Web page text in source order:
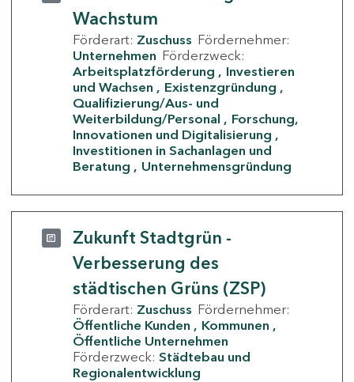
Wachstum
Förderart: Zuschuss Fördernehmer:
Unternehmen Förderzweck:
Arbeitsplatzförderung
Investieren
und Wachsen
Existenzgründung
Qualifizierung/Aus- und
Weiterbildung/Personal
Forschung,
Innovationen und Digitalisierung
Investitionen in Sachanlagen und
Beratung
Unternehmensgründung
Zukunft Stadtgrün -
Verbesserung des
städtischen Grüns (ZSP)
Förderart: Zuschuss Fördernehmer:
Öffentliche Kunden
Kommunen
Öffentliche Unternehmen
Förderzweck: Städtebau und
Regionalentwicklung